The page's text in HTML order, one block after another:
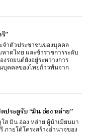
”
จำตัวประชาชนของบุคคล
าดไทย และข้าราชการระดับ
รถยนต์ยังอยู่ระหว่างการ
บุคคลของไทยก้าวพ้นจาก
ระตูรับ “มิน อ่อง หล่าย”
ส มิน อ่อง หล่าย ผู้นำเมียนมา
ายใต้โครงสร้างอำนาจของ